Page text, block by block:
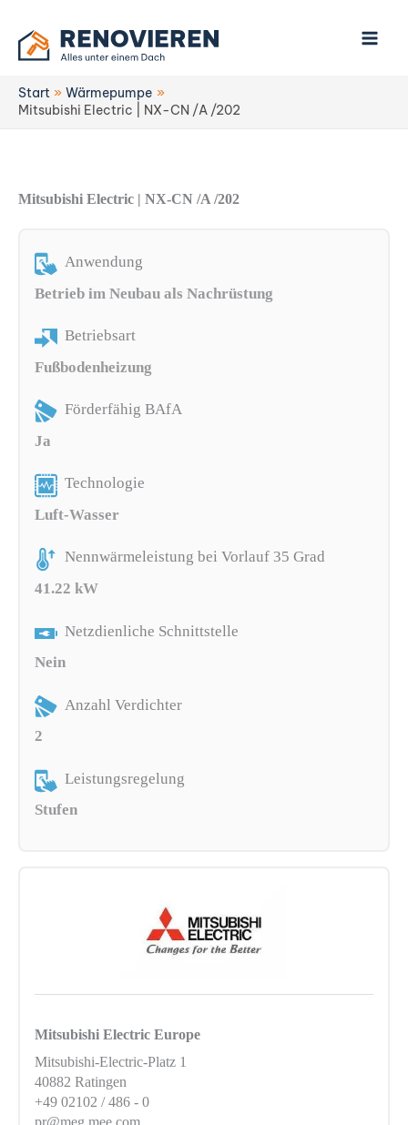
Inhalt
springen
Start
Wärmepumpe
Mitsubishi Electric | NX-CN /A /202
Mitsubishi Electric | NX-CN /A /202
Anwendung
Betrieb im Neubau als Nachrüstung
Betriebsart
Fußbodenheizung
Förderfähig BAfA
Ja
Technologie
Luft-Wasser
Nennwärmeleistung bei Vorlauf 35 Grad
41.22 kW
Netzdienliche Schnittstelle
Nein
Anzahl Verdichter
2
Leistungsregelung
Stufen
Mitsubishi Electric Europe
Mitsubishi-Electric-Platz 1
40882 Ratingen
+49 02102 / 486 - 0